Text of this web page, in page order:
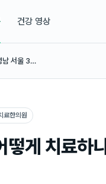
건강 영상
남 서울 3…
료한의원
떻게 치료하